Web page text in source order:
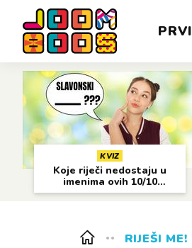
PRVI
KVIZ
Koje riječi nedostaju u
imenima ovih 10/10
gradova?
RIJEŠI ME!